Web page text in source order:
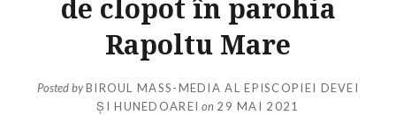
de clopot în parohia
Rapoltu Mare
Posted byBIROUL MASS-MEDIA AL EPISCOPIEI DEVEI
ȘI HUNEDOAREI on 29 MAI 2021